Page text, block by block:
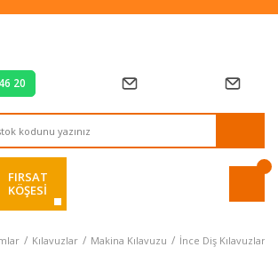
Vade Farksız 2 Taksit!
20
FIRSAT
KÖŞESİ
Kılavuzlar Makina Kılavuzu İnce Diş Kılavuzlar